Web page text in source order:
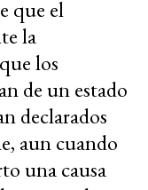
que el
la
los
de un estado
declarados
aun cuando
una causa